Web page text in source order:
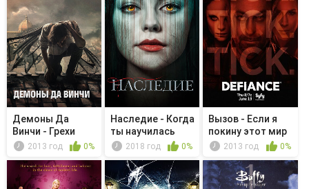
Демоны Да
Винчи - Грехи
Дедала
2013 год 0%
Наследие - Когда
ты научилась
японскому?
2018 год 0%
Вызов - Если я
покину этот мир
живым
2013 год 0%